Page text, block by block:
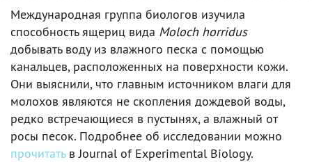
Международная группа биологов изучила
способность ящериц вида Moloch horridus
добывать воду из влажного песка с помощью
канальцев, расположенных на поверхности кожи.
Они выяснили, что главным источником влаги для
молохов являются не скопления дождевой воды,
редко встречающиеся в пустынях, а влажный от
росы песок. Подробнее об исследовании можно
прочитатьв Journal of Experimental Biology.